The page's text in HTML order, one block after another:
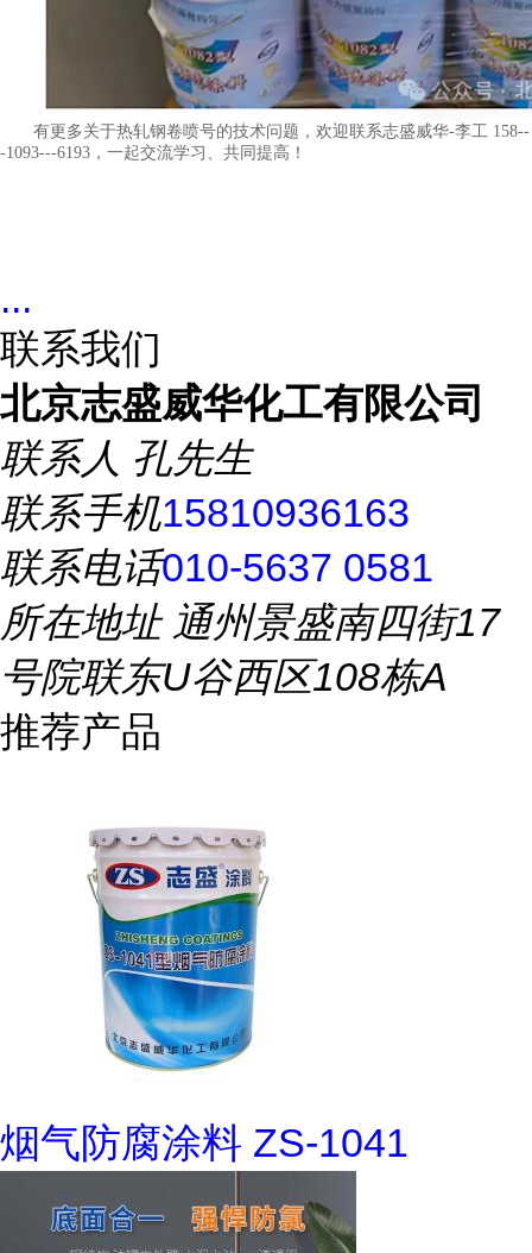
有更多关于热轧钢卷喷号的技术问题，欢迎联系志盛威华-李工 158--
-1093---6193，一起交流学习、共同提高！
...
联系我们
北京志盛威华化工有限公司
联系人 孔先生
联系手机15810936163
联系电话010-5637 0581
所在地址通州景盛南四街17
号院联东U谷西区108栋A
推荐产品
烟气防腐涂料 ZS-1041